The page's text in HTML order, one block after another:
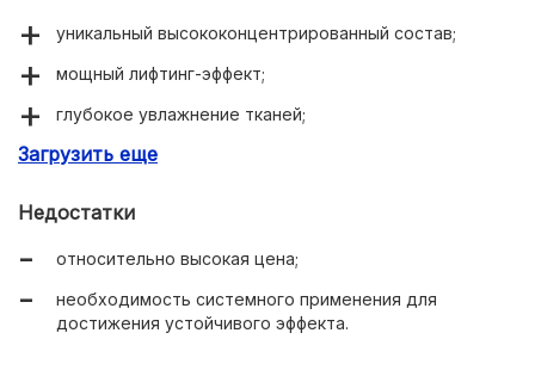
уникальный высококонцентрированный состав;
мощный лифтинг-эффект;
глубокое увлажнение тканей;
замедление процессов старения;
отсутствие синтетической отдушки;
Загрузить еще
Недостатки
относительно высокая цена;
необходимость системного применения для
достижения устойчивого эффекта.